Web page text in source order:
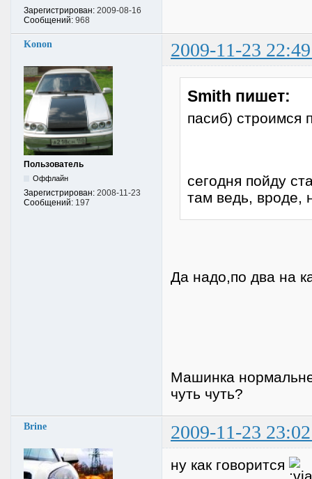
Зарегистрирован: 2009-08-16
Сообщений: 968
Konon 2009-11-23
Пользователь
Оффлайн
Зарегистрирован: 2008-11-23
Сообщений: 197
Smith пишет:
пасиб) строимся
сегодня пойду
там ведь, вроде,
Да надо,по два на
Машинка
чуть чуть?
Brine 2009-11-23
ну как говорится